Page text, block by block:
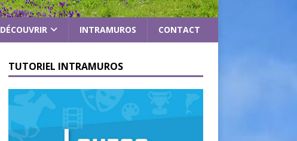
DÉCOUVRIR INTRAMUROS CONTACT
TUTORIEL INTRAMUROS